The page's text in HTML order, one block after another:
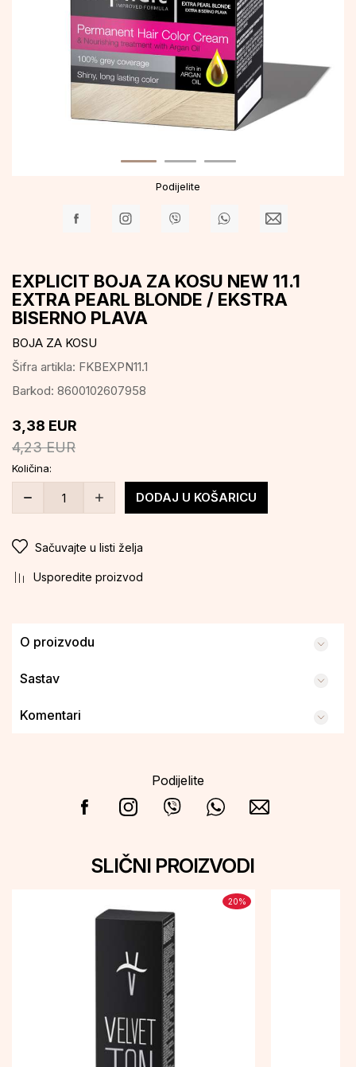
Podijelite
EXPLICIT BOJA ZA KOSU NEW 11.1
EXTRA PEARL BLONDE / EKSTRA
BISERNO PLAVA
BOJA ZA KOSU
Šifra artikla: FKBEXPN11.1
Barkod: 8600102607958
4,23 EUR
3,38 EUR
Količina:
DODAJ U KOŠARICU
Sačuvajte u listi želja
Usporedite proizvod
O proizvodu
Sastav
Komentari
Podijelite
SLIČNI PROIZVODI
20%